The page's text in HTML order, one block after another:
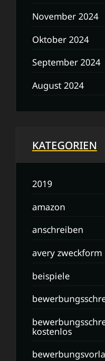
November 2024
Oktober 2024
September 2024
August 2024
KATEGORIEN
2019
amazon
anschreiben
avery zweckform
beispiele
kostenlos